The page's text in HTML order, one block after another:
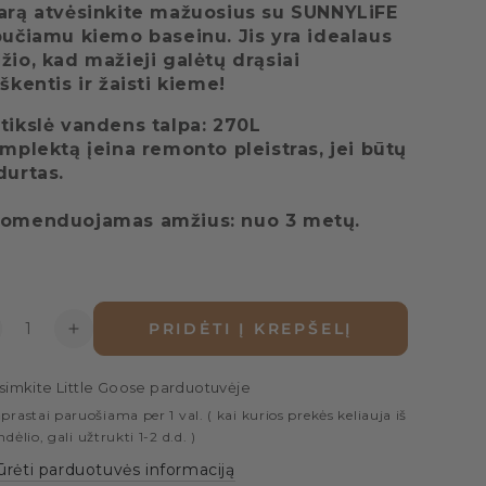
atvėsinkite mažuosius su SUNNYLiFE
kiemo baseinu. Jis yra idealaus
kad mažieji galėtų drąsiai
ir žaisti kieme!
vandens talpa: 270L
įeina remonto pleistras, jei būtų
amžius: nuo 3 metų.
Padidinti
kiekį
Baseinas
Ocean
Rose
PRIDĖTI Į KREPŠELĮ
Little Goose parduotuvėje
paruošiama per 1 val. ( kai kurios prekės keliauja iš
gali užtrukti 1-2 d.d. )
parduotuvės informaciją